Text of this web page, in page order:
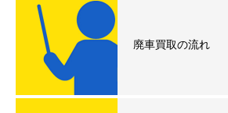
廃車買取の流れ